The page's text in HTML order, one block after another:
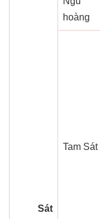
Sát
hoàng
Tam Sát